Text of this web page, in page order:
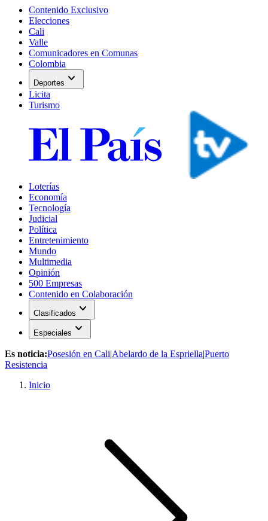
Contenido Exclusivo
Elecciones
Cali
Valle
Comunicadores en Comunas
Colombia
Deportes expand_more
Licita
Turismo
Loterías
Economía
Tecnología
Judicial
Política
Entretenimiento
Mundo
Multimedia
Opinión
500 Empresas
Contenido en Colaboración
Clasificados expand_more
Especiales expand_more
Es noticia:Posesión en Cali|Abelardo de la Espriella|Puerto
Resistencia
Inicio